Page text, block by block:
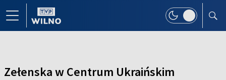
Zełenska w Centrum Ukraińskim